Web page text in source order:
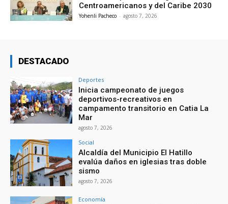
Centroamericanos y del Caribe 2030
Yohenli Pacheco - agosto 7, 2026
DESTACADO
Deportes
Inicia campeonato de juegos
deportivos-recreativos en
campamento transitorio en Catia La
Mar
agosto 7, 2026
Social
Alcaldía del Municipio El Hatillo
evalúa daños en iglesias tras doble
sismo
agosto 7, 2026
Economía